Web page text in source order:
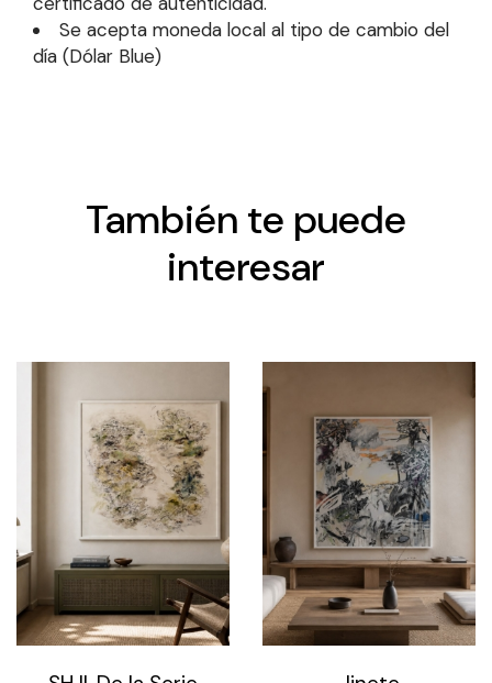
Se acepta moneda local al tipo de cambio del
día (Dólar Blue)
También te puede
interesar